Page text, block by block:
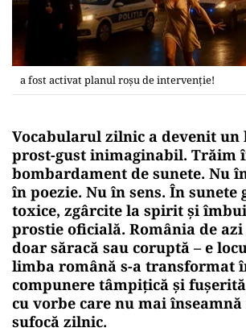
a fost activat planul roșu de intervenție!
Vocabularul zilnic a devenit un
prost-gust inimaginabil. Trăim
bombardament de sunete. Nu
în poezie. Nu în sens. În sunete
toxice, zgârcite la spirit și
prostie oficială. România de
doar săracă sau coruptă – e
limba română s-a transformat
compunere tâmpițică și
cu vorbe care nu mai
sufocă zilnic.